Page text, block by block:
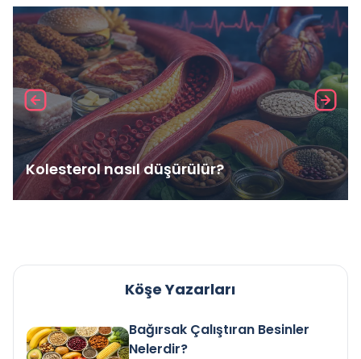
Kolesterol nasıl düşürülür?
Köşe Yazarları
Bağırsak Çalıştıran Besinler
Nelerdir?